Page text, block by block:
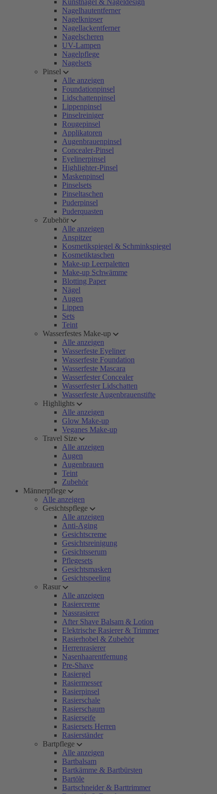
Kunstnägel & Nageldesign
Nagelhautentferner
Nagelknipser
Nagellackentferner
Nagelscheren
UV-Lampen
Nagelpflege
Nagelsets
Pinsel
Alle anzeigen
Foundationpinsel
Lidschattenpinsel
Lippenpinsel
Pinselreiniger
Rougepinsel
Applikatoren
Augenbrauenpinsel
Concealer-Pinsel
Eyelinerpinsel
Highlighter-Pinsel
Maskenpinsel
Pinselsets
Pinseltaschen
Puderpinsel
Puderquasten
Zubehör
Alle anzeigen
Anspitzer
Kosmetikspiegel & Schminkspiegel
Kosmetiktaschen
Make-up Leerpaletten
Make-up Schwämme
Blotting Paper
Nägel
Augen
Lippen
Sets
Teint
Wasserfestes Make-up
Alle anzeigen
Wasserfeste Eyeliner
Wasserfeste Foundation
Wasserfeste Mascara
Wasserfester Concealer
Wasserfester Lidschatten
Wasserfeste Augenbrauenstifte
Highlights
Alle anzeigen
Glow Make-up
Veganes Make-up
Travel Size
Alle anzeigen
Augen
Augenbrauen
Teint
Zubehör
Männerpflege
Alle anzeigen
Gesichtspflege
Alle anzeigen
Anti-Aging
Gesichtscreme
Gesichtsreinigung
Gesichtsserum
Pflegesets
Gesichtsmasken
Gesichtspeeling
Rasur
Alle anzeigen
Rasiercreme
Nassrasierer
After Shave Balsam & Lotion
Elektrische Rasierer & Trimmer
Rasierhobel & Zubehör
Herrenrasierer
Nasenhaarentfernung
Pre-Shave
Rasiergel
Rasiermesser
Rasierpinsel
Rasierschale
Rasierschaum
Rasierseife
Rasiersets Herren
Rasierständer
Bartpflege
Alle anzeigen
Bartbalsam
Bartkämme & Bartbürsten
Bartöle
Bartschneider & Barttrimmer